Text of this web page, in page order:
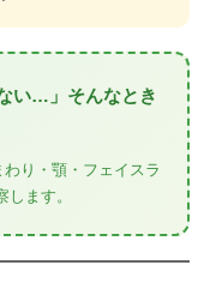
い…」そんなとき
わり・顎・フェイスラ
ます。